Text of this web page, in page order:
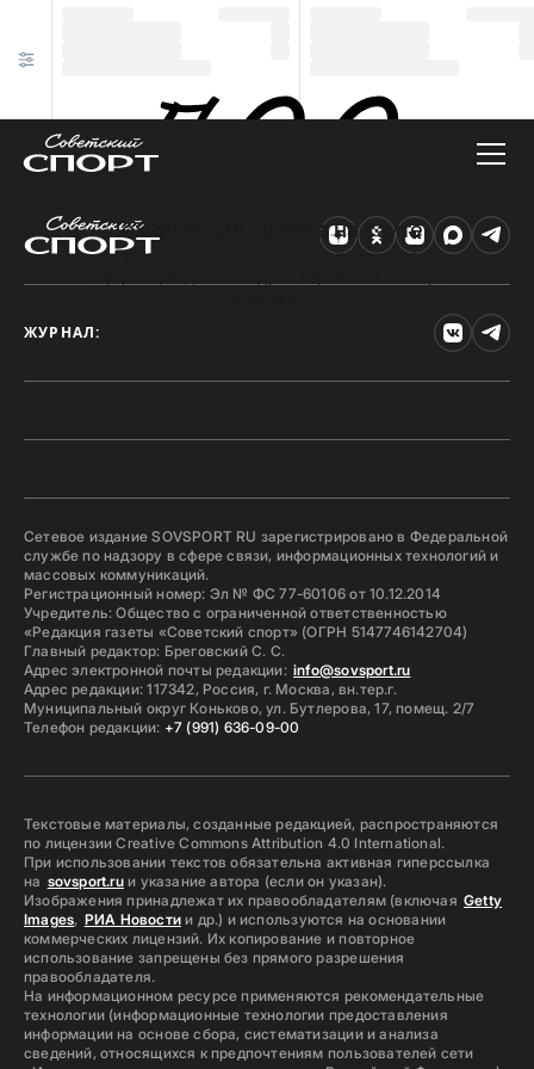
Техническая ошибка на сайте
Произошла ошибка. Чтобы найти нужную
ЖУРНАЛ:
Сетевое издание SOVSPORT RU зарегистрировано в Федеральной
службе по надзору в сфере связи, информационных технологий и
массовых коммуникаций.
Регистрационный номер: Эл № ФС 77-60106 от 10.12.2014
Учредитель: Общество с ограниченной ответственностью
«Редакция газеты «Советский спорт» (ОГРН 5147746142704)
Главный редактор: Бреговский С. С.
Адрес электронной почты редакции: info@sovsport.ru
Адрес редакции: 117342, Россия, г. Москва, вн.тер.г.
Муниципальный округ Коньково, ул. Бутлерова, 17, помещ. 2/7
Телефон редакции: +7 (991) 636-09-00
Текстовые материалы, созданные редакцией, распространяются
по лицензии Creative Commons Attribution 4.0 International.
При использовании текстов обязательна активная гиперссылка
на sovsport.ruи указание автора (если он указан).
Изображения принадлежат их правообладателям (включая Getty
Images, РИА Новостии др.) и используются на основании
коммерческих лицензий. Их копирование и повторное
использование запрещены без прямого разрешения
правообладателя.
На информационном ресурсе применяются рекомендательные
технологии (информационные технологии предоставления
информации на основе сбора, систематизации и анализа
сведений, относящихся к предпочтениям пользователей сети